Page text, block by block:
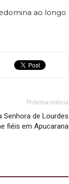
ao longo
Próxima notícia
Senhora de Lourdes
fiéis em Apucarana